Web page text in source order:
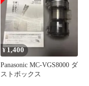
¥1,400
Panasonic MC-VGS8000 ダ
ストボックス